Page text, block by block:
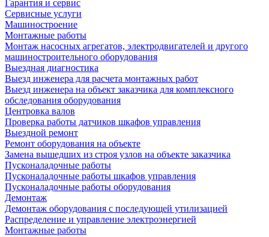
Гарантия и сервис
Сервисные услуги
Машиностроение
Монтажные работы
Монтаж насосных агрегатов, электродвигателей и другого
машиностроительного оборудования
Выездная диагностика
Выезд инженера для расчета монтажных работ
Выезд инженера на объект заказчика для комплексного
обследования оборудования
Центровка валов
Проверка работы датчиков шкафов управления
Выездной ремонт
Ремонт оборудования на объекте
Замена вышедших из строя узлов на объекте заказчика
Пусконаладочные работы
Пусконаладочные работы шкафов управления
Пусконаладочные работы оборудования
Демонтаж
Демонтаж оборудования с последующей утилизацией
Распределение и управление электроэнергией
Монтажные работы